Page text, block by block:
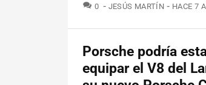
0 COMENTARIOS
JESÚS MARTÍN HACE 7
Porsche podría
equipar el V8 del